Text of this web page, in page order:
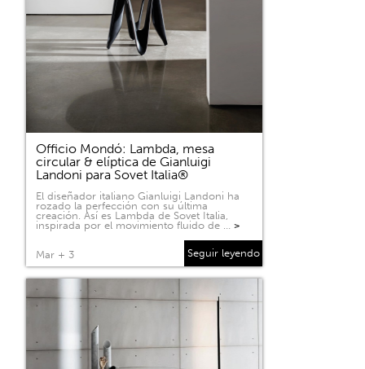
Officio Mondó: Lambda, mesa
circular & elíptica de Gianluigi
Landoni para Sovet Italia®
El diseñador italiano Gianluigi Landoni ha
rozado la perfección con su última
creación. Así es Lambda de Sovet Italia,
inspirada por el movimiento fluido de … >
Mar + 3 Seguir leyendo